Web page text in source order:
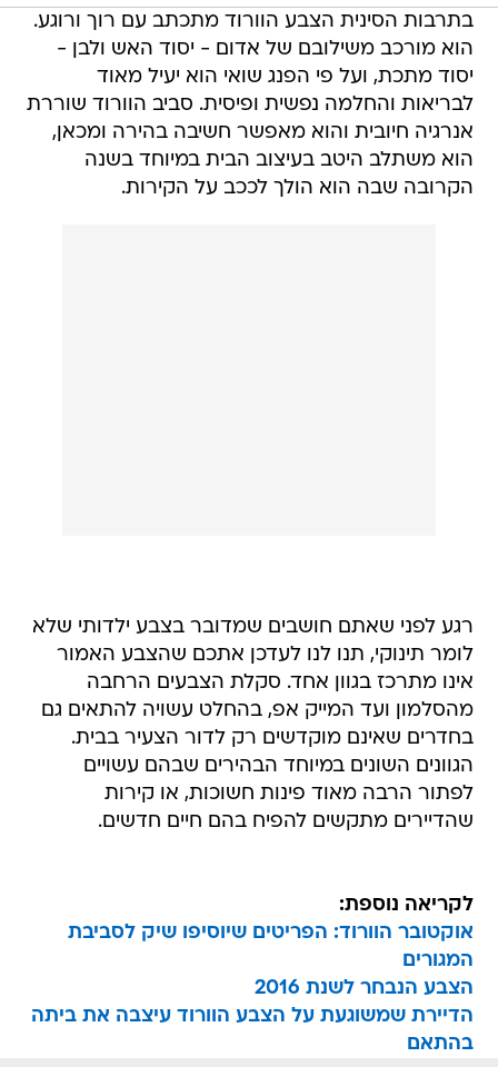
בתרבות הסינית הצבע הוורוד מתכתב עם רוך ורוגע.
הוא מורכב משילובם של אדום - יסוד האש ולבן -
יסוד מתכת, ועל פי הפנג שואי הוא יעיל מאוד
לבריאות והחלמה נפשית ופיסית. סביב הוורוד שוררת
אנרגיה חיובית והוא מאפשר חשיבה בהירה ומכאן,
הוא משתלב היטב בעיצוב הבית במיוחד בשנה
הקרובה שבה הוא הולך לככב על הקירות.
רגע לפני שאתם חושבים שמדובר בצבע ילדותי שלא
לומר תינוקי, תנו לנו לעדכן אתכם שהצבע האמור
אינו מתרכז בגוון אחד. סקלת הצבעים הרחבה
מהסלמון ועד המייק אפ, בהחלט עשויה להתאים גם
בחדרים שאינם מוקדשים רק לדור הצעיר בבית.
הגוונים השונים במיוחד הבהירים שבהם עשויים
לפתור הרבה מאוד פינות חשוכות, או קירות
שהדיירים מתקשים להפיח בהם חיים חדשים.
לקריאה נוספת:
אוקטובר הוורוד: הפריטים שיוסיפו שיק לסביבת
המגורים
הצבע הנבחר לשנת 2016
הדיירת שמשוגעת על הצבע הוורוד עיצבה את ביתה
בהתאם